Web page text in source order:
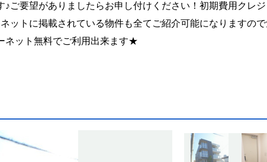
要望がありましたらお申し付けください！初期費用クレ
ットに掲載されている物件も全てご紹介可能になりますの
ネット無料でご利用出来ます★